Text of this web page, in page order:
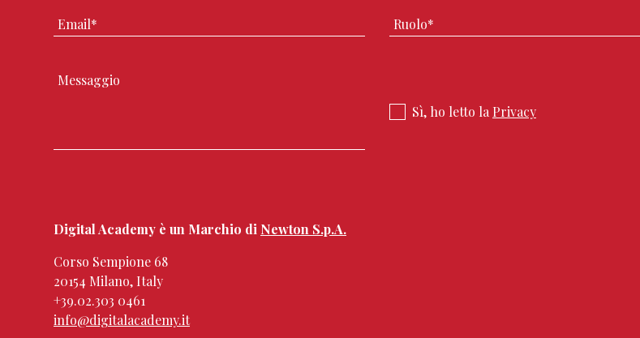
Sì, ho letto la Privacy
Digital Academy è un Marchio di Newton S.p.A.
Corso Sempione 68
20154 Milano, Italy
+39.02.303 0461
info@digitalacademy.it